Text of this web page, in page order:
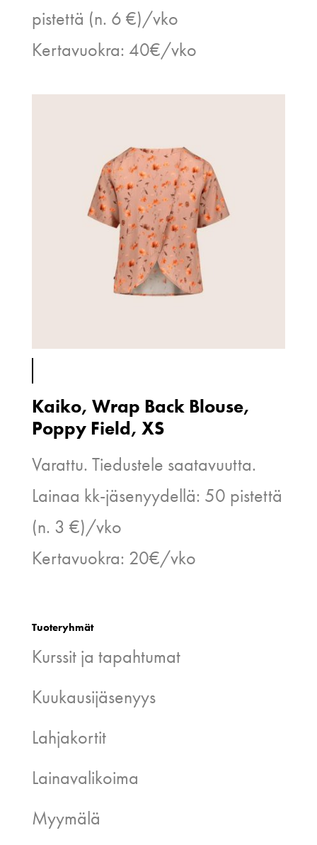
pistettä (n. 6 €)/vko
Kertavuokra: 40€/vko
Kaiko, Wrap Back Blouse,
Poppy Field, XS
Varattu. Tiedustele saatavuutta.
Lainaa kk-jäsenyydellä: 50 pistettä
(n. 3 €)/vko
Kertavuokra: 20€/vko
Tuoteryhmät
Kurssit ja tapahtumat
Kuukausijäsenyys
Lahjakortit
Lainavalikoima
Myymälä